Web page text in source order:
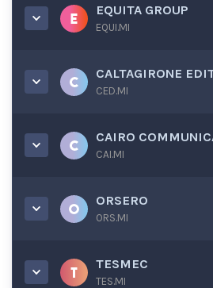
EQUITA GROUP
EQUI.MI
CALTAGIRONE
CED.MI
CAIRO
CAI.MI
ORSERO
ORS.MI
TESMEC
TES.MI